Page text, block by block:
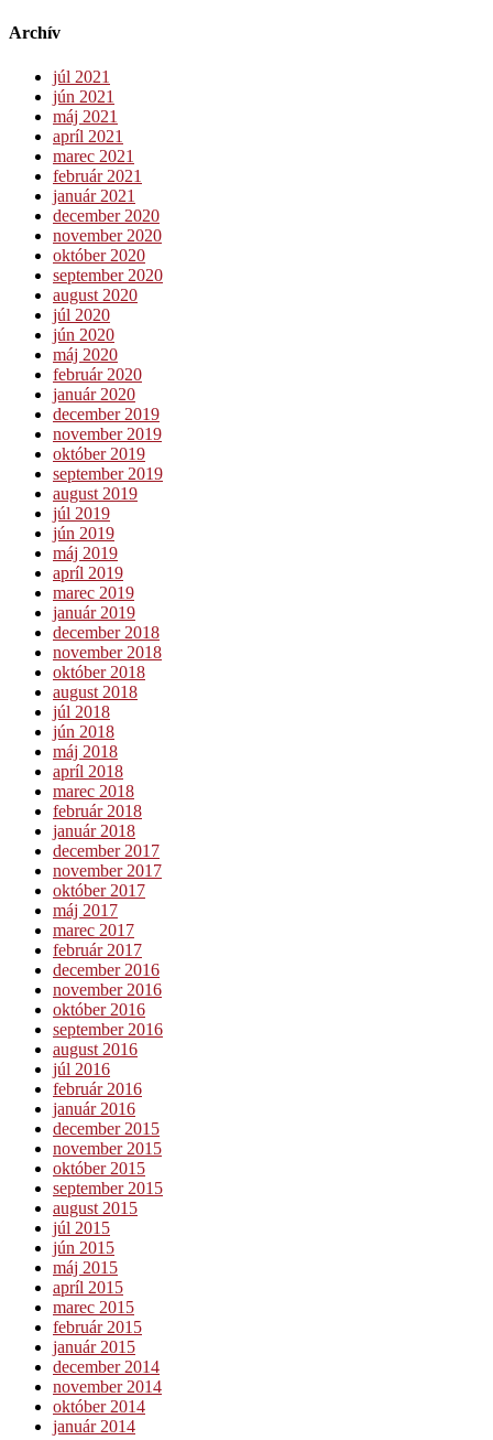
Archív
júl 2021
jún 2021
máj 2021
apríl 2021
marec 2021
február 2021
január 2021
december 2020
november 2020
október 2020
september 2020
august 2020
júl 2020
jún 2020
máj 2020
február 2020
január 2020
december 2019
november 2019
október 2019
september 2019
august 2019
júl 2019
jún 2019
máj 2019
apríl 2019
marec 2019
január 2019
december 2018
november 2018
október 2018
august 2018
júl 2018
jún 2018
máj 2018
apríl 2018
marec 2018
február 2018
január 2018
december 2017
november 2017
október 2017
máj 2017
marec 2017
február 2017
december 2016
november 2016
október 2016
september 2016
august 2016
júl 2016
február 2016
január 2016
december 2015
november 2015
október 2015
september 2015
august 2015
júl 2015
jún 2015
máj 2015
apríl 2015
marec 2015
február 2015
január 2015
december 2014
november 2014
október 2014
január 2014